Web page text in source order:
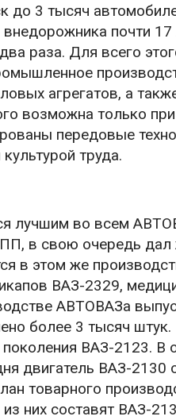
3 тысяч
почти 17
раза. Для всего
агрегатов, а
возможна только
передовые
труда.
лучшим во всем
в свою очередь дал
в этом же
ВАЗ-2329,
АВТОВАЗа
более 3 тысяч
поколения ВАЗ-2123.
двигатель ВАЗ-
товарного
них составят ВАЗ-